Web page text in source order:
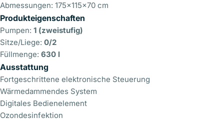
Abmessungen: 175x115x70 cm
Produkteigenschaften
Pumpen: 1 (zweistufig)
Sitze/Liege: 0/2
Füllmenge: 630 l
Ausstattung
Fortgeschrittene elektronische Steuerung
Wärmedammendes System
Digitales Bedienelement
Ozondesinfektion